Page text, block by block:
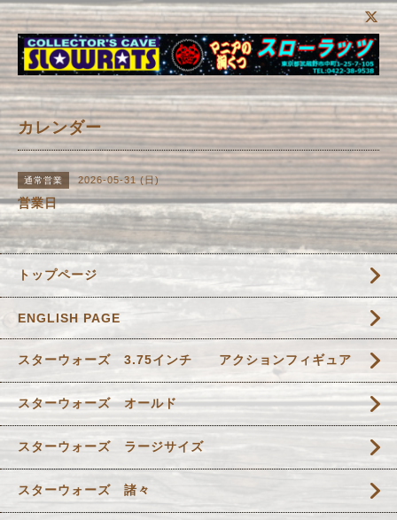
カレンダー
通常営業 2026-05-31 (日)
営業日
トップページ
ENGLISH PAGE
スターウォーズ 3.75インチ アクションフィギュア
スターウォーズ オールド
スターウォーズ ラージサイズ
スターウォーズ 諸々